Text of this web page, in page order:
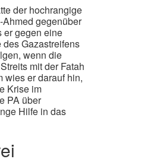
der hochrangige
Ahmed gegenüber
er gegen eine
Gazastreifens
wenn die
mit der Fatah
wies er darauf hin,
Krise im
PA über
Hilfe in das